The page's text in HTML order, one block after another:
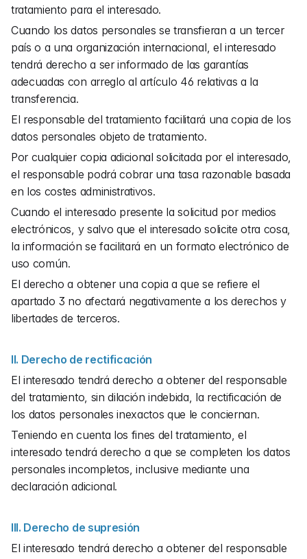
tratamiento para el interesado.
Cuando los datos personales se transfieran a un tercer
país o a una organización internacional, el interesado
tendrá derecho a ser informado de las garantías
adecuadas con arreglo al artículo 46 relativas a la
transferencia.
El responsable del tratamiento facilitará una copia de los
datos personales objeto de tratamiento.
Por cualquier copia adicional solicitada por el interesado,
el responsable podrá cobrar una tasa razonable basada
en los costes administrativos.
Cuando el interesado presente la solicitud por medios
electrónicos, y salvo que el interesado solicite otra cosa,
la información se facilitará en un formato electrónico de
uso común.
El derecho a obtener una copia a que se refiere el
apartado 3 no afectará negativamente a los derechos y
libertades de terceros.
II. Derecho de rectificación
El interesado tendrá derecho a obtener del responsable
del tratamiento, sin dilación indebida, la rectificación de
los datos personales inexactos que le conciernan.
Teniendo en cuenta los fines del tratamiento, el
interesado tendrá derecho a que se completen los datos
personales incompletos, inclusive mediante una
declaración adicional.
III. Derecho de supresión
El interesado tendrá derecho a obtener del responsable